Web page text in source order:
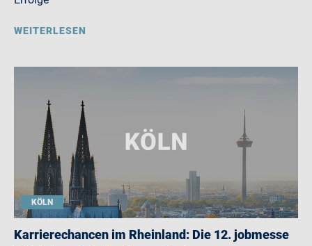
WEITERLESEN
KÖLN
Karrierechancen im Rheinland: Die 12. jobmesse